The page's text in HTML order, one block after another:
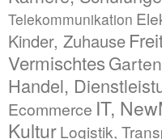
Telekommunikation
Kinder, Zuhause
Vermischtes
Handel,
Ecommerce IT,
KulturLogistik,